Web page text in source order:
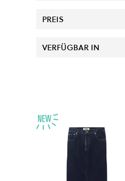
PREIS
VERFÜGBAR IN